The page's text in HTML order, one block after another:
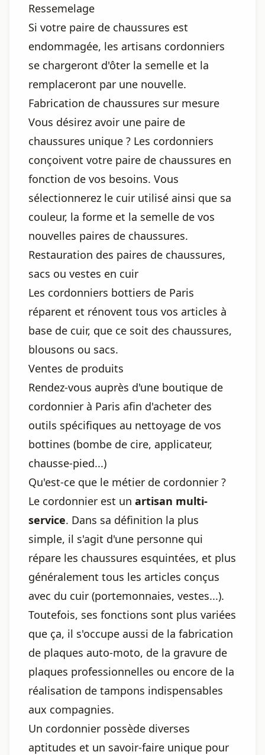
Ressemelage
Si votre paire de chaussures est
endommagée, les artisans cordonniers
se chargeront d'ôter la semelle et la
remplaceront par une nouvelle.
Fabrication de chaussures sur mesure
Vous désirez avoir une paire de
chaussures unique ? Les cordonniers
conçoivent votre paire de chaussures en
fonction de vos besoins. Vous
sélectionnerez le cuir utilisé ainsi que sa
couleur, la forme et la semelle de vos
nouvelles paires de chaussures.
Restauration des paires de chaussures,
sacs ou vestes en cuir
Les cordonniers bottiers de Paris
réparent et rénovent tous vos articles à
base de cuir, que ce soit des chaussures,
blousons ou sacs.
Ventes de produits
Rendez-vous auprès d'une boutique de
cordonnier à Paris afin d'acheter des
outils spécifiques au nettoyage de vos
bottines (bombe de cire, applicateur,
chausse-pied...)
Qu'est-ce que le métier de cordonnier ?
Le cordonnier est un artisan multi-
service. Dans sa définition la plus
simple, il s'agit d'une personne qui
répare les chaussures esquintées, et plus
généralement tous les articles conçus
avec du cuir (portemonnaies, vestes...).
Toutefois, ses fonctions sont plus variées
que ça, il s'occupe aussi de la fabrication
de plaques auto-moto, de la gravure de
plaques professionnelles ou encore de la
réalisation de tampons indispensables
aux compagnies.
Un cordonnier possède diverses
aptitudes et un savoir-faire unique pour